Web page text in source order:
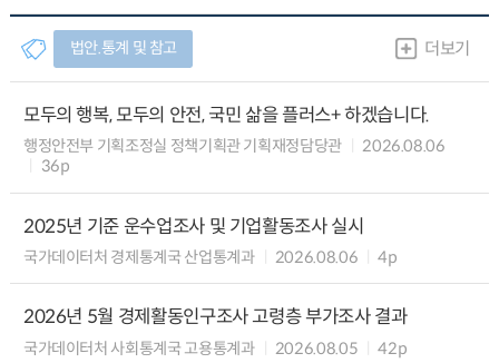
법안.통계 및 참고 더보기
모두의 행복, 모두의 안전, 국민 삶을 플러스+ 하겠습니다.
행정안전부 기획조정실 정책기획관 기획재정담당관
2026.08.06
36p
2025년 기준 운수업조사 및 기업활동조사 실시
국가데이터처 경제통계국 산업통계과 2026.08.06 4p
2026년 5월 경제활동인구조사 고령층 부가조사 결과
국가데이터처 사회통계국 고용통계과 2026.08.05 42p